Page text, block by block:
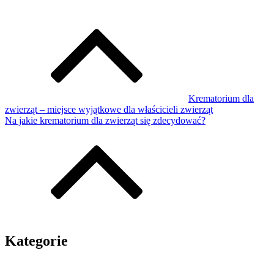
Krematorium dla
zwierząt – miejsce wyjątkowe dla właścicieli zwierząt
Na jakie krematorium dla zwierząt się zdecydować?
Kategorie